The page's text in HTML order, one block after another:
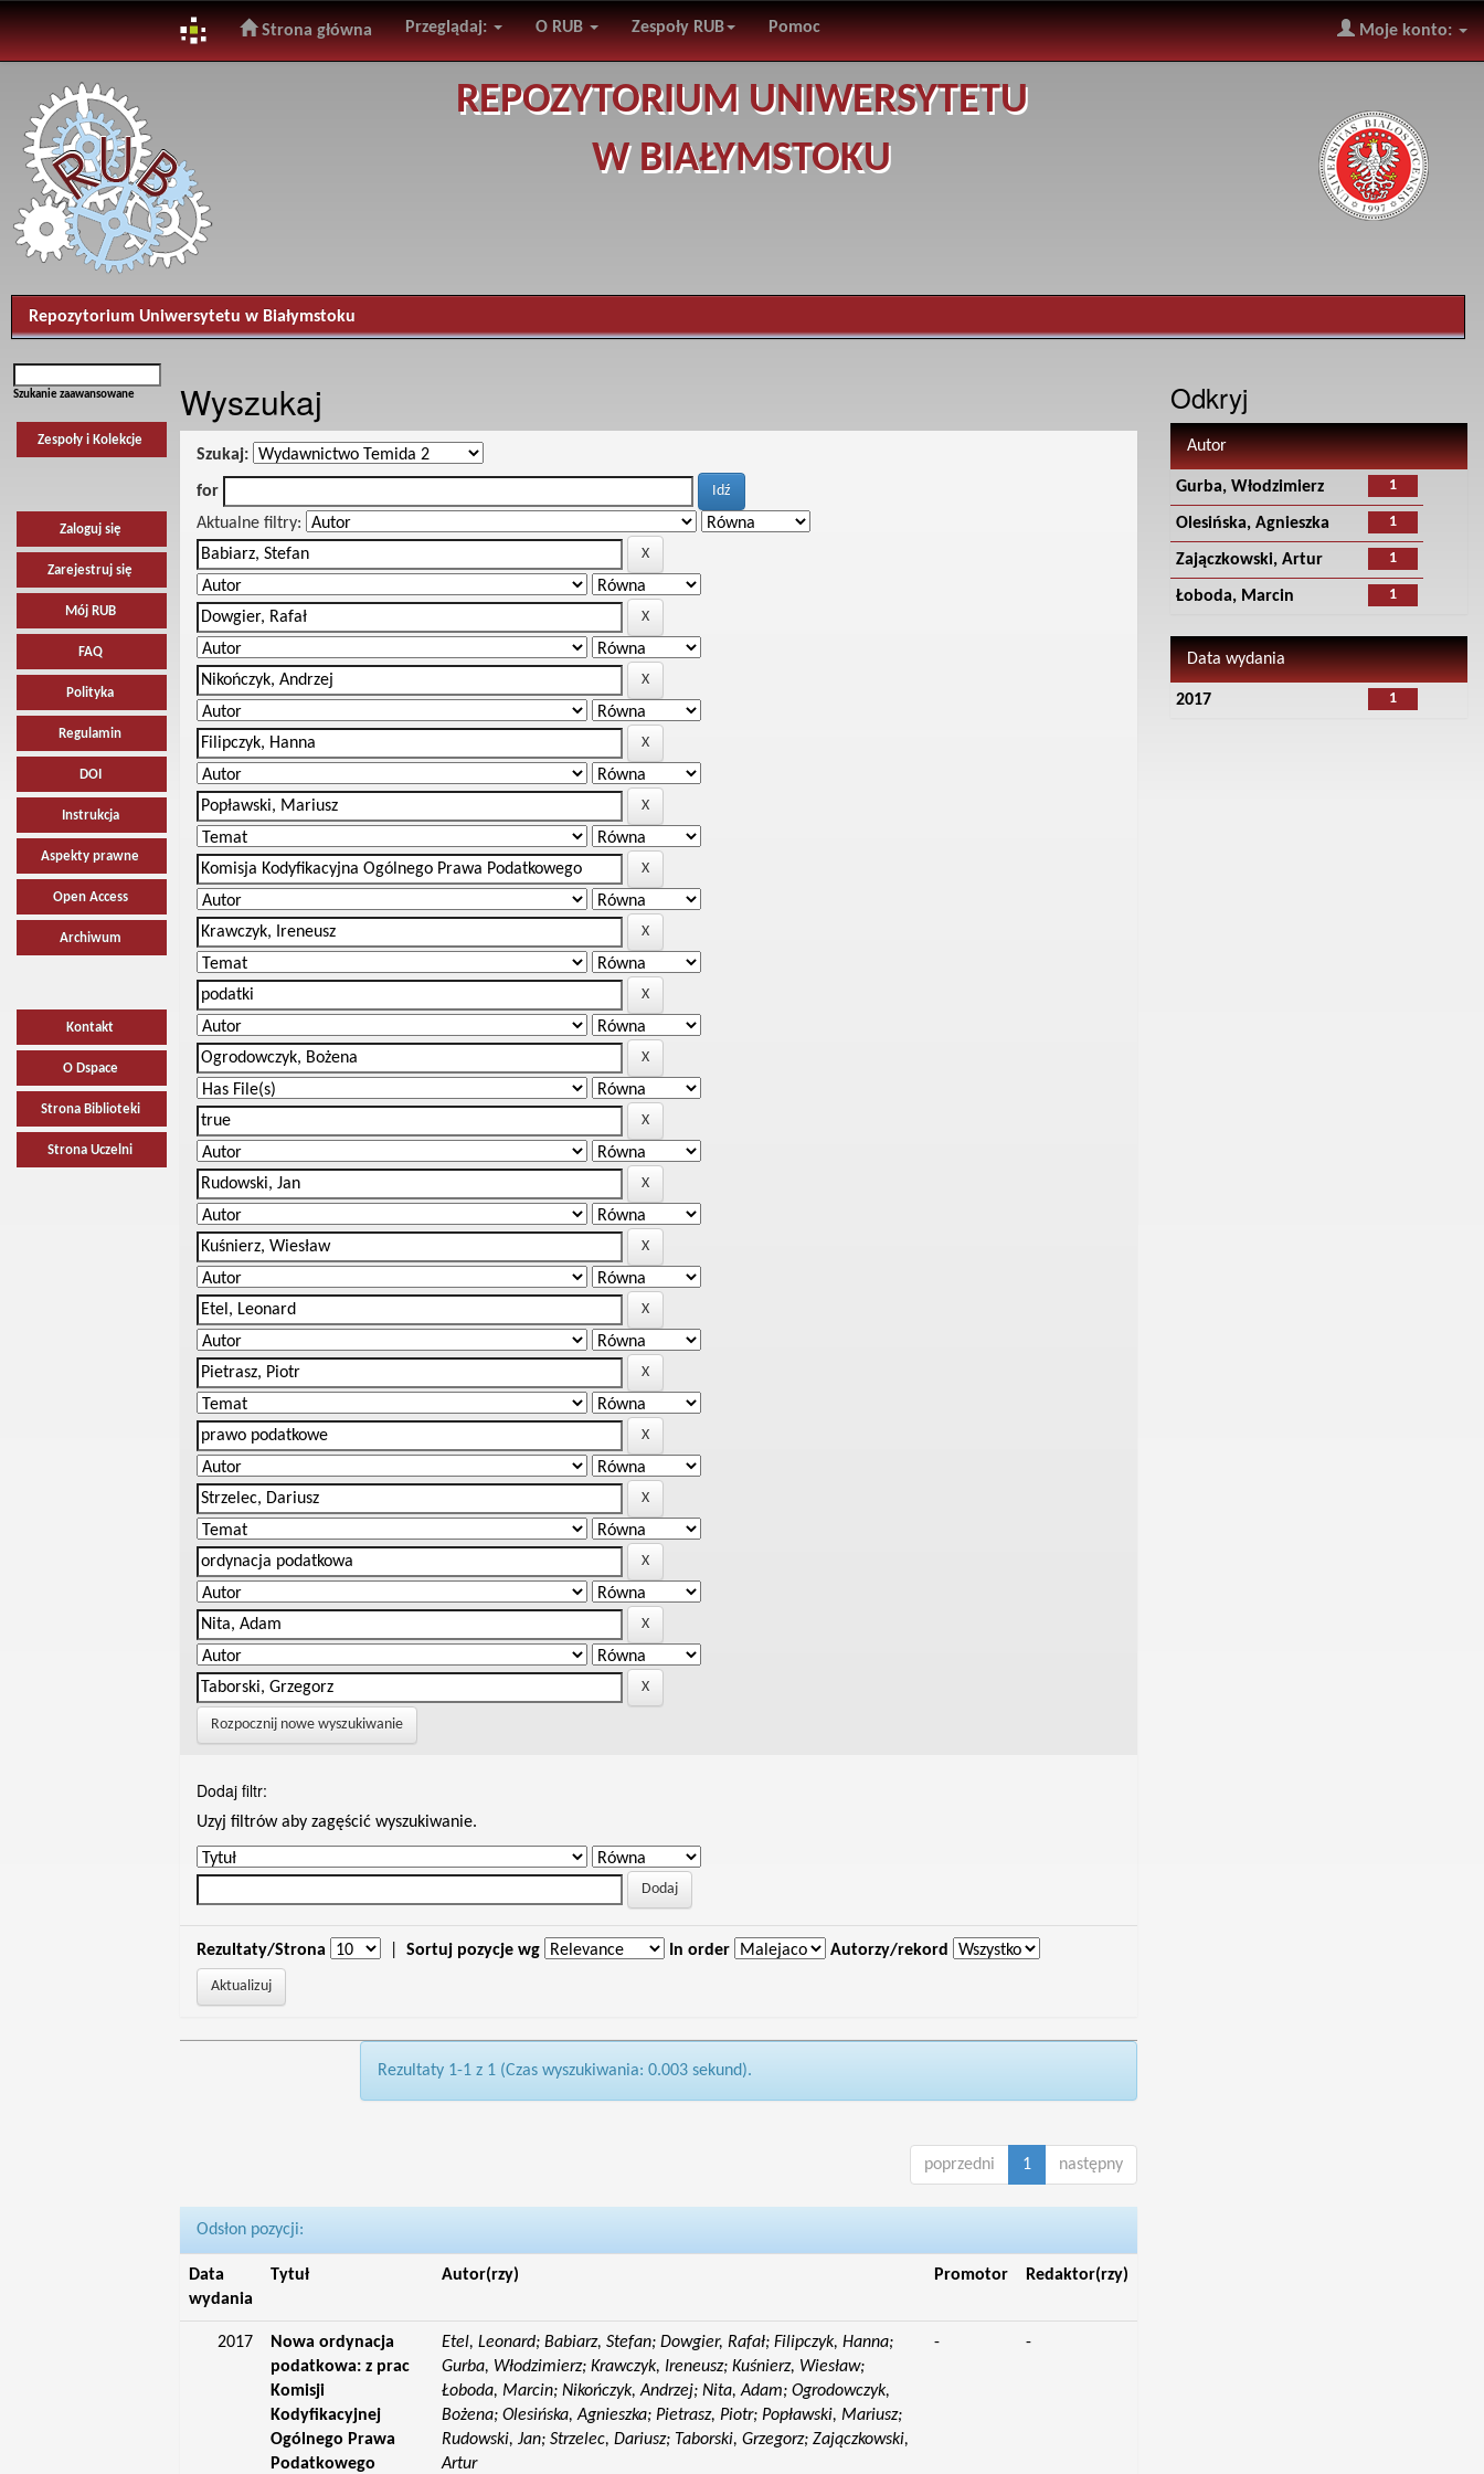
navigation
Strona główna Przeglądaj: O RUB Zespoły RUB Pomoc Moje konto:
REPOZYTORIUM UNIWERSYTETU
W BIAŁYMSTOKU
Repozytorium Uniwersytetu w Białymstoku
Szukanie zaawansowane
Zespoły i Kolekcje
Zaloguj się
Zarejestruj się
Mój RUB
FAQ
Polityka
Regulamin
DOI
Instrukcja
Aspekty prawne
Open Access
Archiwum
Kontakt
O Dspace
Strona Biblioteki
Strona Uczelni
Wyszukaj
Szukaj:
for
Aktualne filtry:
Rozpocznij nowe wyszukiwanie
Dodaj filtr:
Uzyj filtrów aby zagęścić wyszukiwanie.
Rezultaty/Strona Sortuj pozycje wg In order Autorzy/rekord
Rezultaty 1-1 z 1 (Czas wyszukiwania: 0.003 sekund).
poprzedni 1 następny
Odsłon pozycji:
Data
wydania
Tytuł Autor(rzy) Promotor Redaktor(rzy)
2017
Nowa ordynacja
podatkowa: z prac
Komisji
Kodyfikacyjnej
Ogólnego Prawa
Podatkowego
Etel, Leonard; Babiarz, Stefan; Dowgier, Rafał; Filipczyk, Hanna;
Gurba, Włodzimierz; Krawczyk, Ireneusz; Kuśnierz, Wiesław;
Łoboda, Marcin; Nikończyk, Andrzej; Nita, Adam; Ogrodowczyk,
Bożena; Olesińska, Agnieszka; Pietrasz, Piotr; Popławski, Mariusz;
Rudowski, Jan; Strzelec, Dariusz; Taborski, Grzegorz; Zajączkowski,
Artur
- -
Odkryj
Autor
1
Gurba, Włodzimierz
1
Olesińska, Agnieszka
1
Zajączkowski, Artur
1
Łoboda, Marcin
Data wydania
1
2017